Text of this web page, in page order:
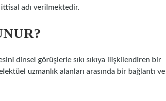
adı verilmektedir.
dinsel görüşlerle sıkı sıkıya ilişkilendiren bir
uzmanlık alanları arasında bir bağlantı ve